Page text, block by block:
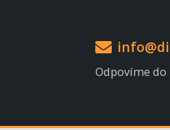
Odpovíme do